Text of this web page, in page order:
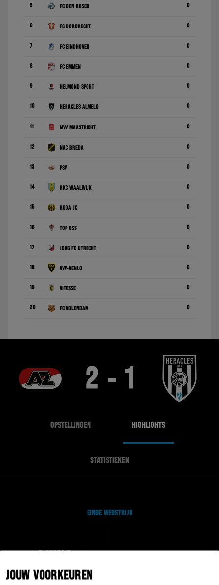
JOUW VOORKEUREN
5 FC Den Bosch 0
6 FC Dordrecht 0
7 FC Eindhoven 0
8 FC Emmen 0
9 Helmond Sport 0
10 Heracles Almelo 0
11 MVV Maastricht 0
12 NAC Breda 0
13 PSV 0
14 RKC Waalwijk 0
15 Roda JC 0
16 TOP Oss 0
17 Jong FC Utrecht 0
18 VVV-Venlo 0
19 Vitesse 0
20 FC Volendam 0
2 - 1
OPSTELLINGEN HIGHLIGHTS
STATISTIEKEN
EINDE WEDSTRIJD